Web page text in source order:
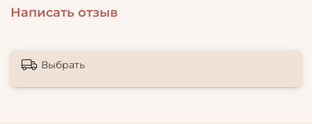
Написать отзыв
Выбрать